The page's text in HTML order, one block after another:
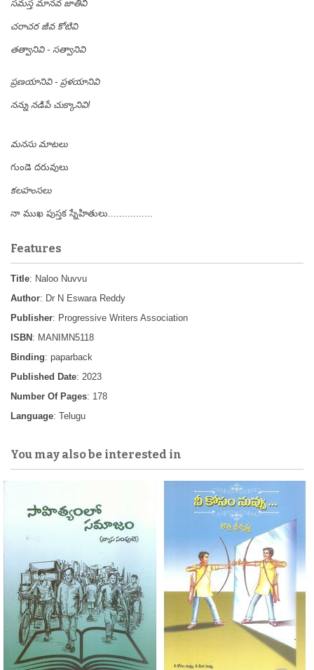
సమస్త మానవ జాతివి
చరాచర జీవ కోటివి
తత్వానివి - సత్వానివి
ప్రణయానివి - ప్రళయానివి
నన్ను నడిపే చుక్కానివి!
మనసు మాటలు
గుండె దరువులు
కలహంసలు
నా ముఖ పుస్తక స్నేహితులు................
Features
Title: Naloo Nuvvu
Author: Dr N Eswara Reddy
Publisher: Progressive Writers Association
ISBN : MANIMN5118
Binding: paparback
Published Date: 2023
Number Of Pages: 178
Language: Telugu
You may also be interested in